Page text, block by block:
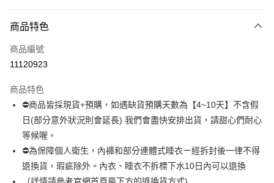
信用卡一次付款
超商取貨付款
Apple Pay
街口支付
悠遊付
全盈+PAY
商品特色
商品編號
11120923
商品特色
⛔商品皆採現貨+預購，如遇缺貨預購天數為【4~10天】不含假
日(部分意外狀況則會延長) 我們會盡快安排出貨，請甜心們耐心
等候喔。
⛔為保障個人衛生，內褲和部分連體式睡衣ㄧ經拆封後一律不得
退換貨，瑕疵除外。內衣、睡衣不拆標下水10日內可以退換